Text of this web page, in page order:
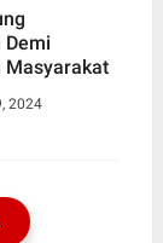
Demi
Masyarakat
2024